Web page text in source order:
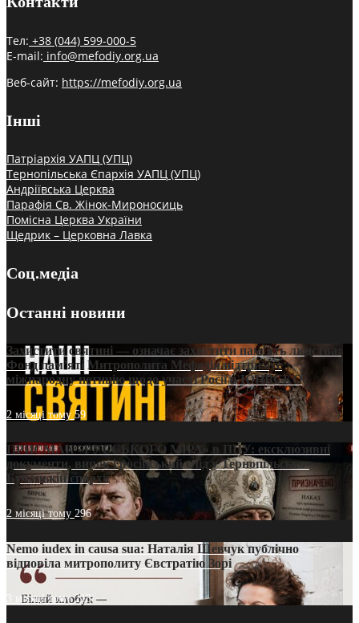
Тел: +38 (044) 599-000-5
E-mail: info@mefodiy.org.ua
Веб-сайт: https://mefodiy.org.ua
Інші
Патріархія УАПЦ (УПЦ)
Тернопільська Єпархія УАПЦ (УПЦ)
Андріївська Церква
Парафія Св. Жінок-Мироносиць
Помісна Церква України
Щедрик – Церковна Лавка
Соц.медіа
Останні новини
Захистити святині — означає захистити пам’ять людства:
Фонд пам’яті Митрополита Мефодія підтримує
міжнародну петицію щодо участі Росії в ЮНЕСКО
2 місяці тому59
ПРИСМАК «РУССЬКОГО МІРА» в ПЦУ: ексклюзивні
документи, вирок і російський слід у Тернопільсько-
Бучацькій єпархії
2 місяці тому 296
Nemo iudex in causa sua: Наталія Шевчук публічно
відповіла митрополиту Євстратію Зорі
3 місяці тому213